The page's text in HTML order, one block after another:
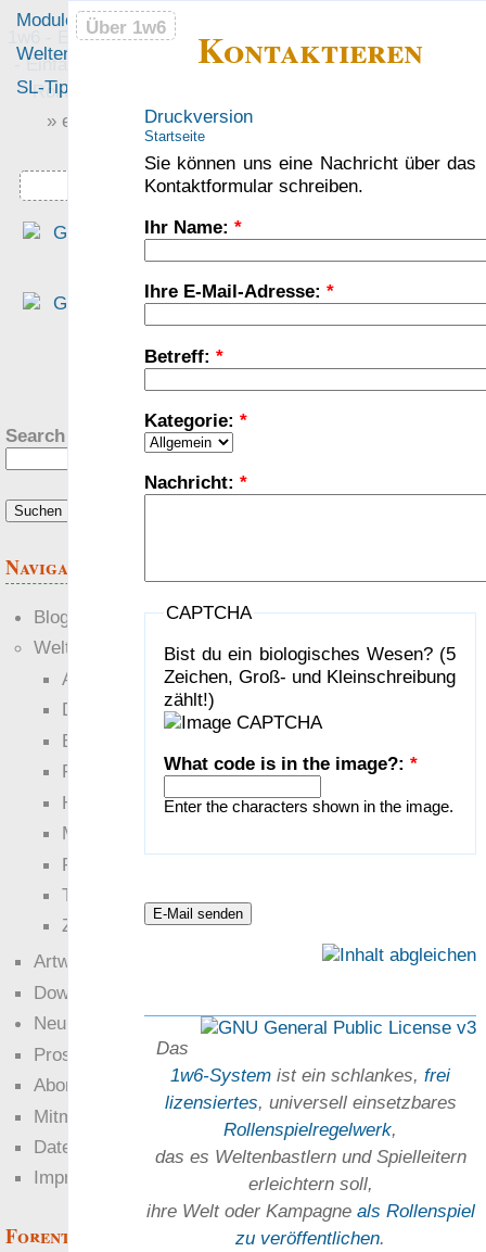
1w6 - Ein Würfel System
- Einfach saubere, freie
Rollenspiel-Regeln
Kontaktieren
Druckversion
Startseite
Sie können uns eine Nachricht über das
Kontaktformular schreiben.
Ihr Name: *
Ihre E-Mail-Adresse: *
Betreff: *
Kategorie: *
Nachricht: *
CAPTCHA
Bist du ein biologisches Wesen? (5
Zeichen, Groß- und Kleinschreibung
zählt!)
What code is in the image?:*
Enter the characters shown in the image.
Das
1w6-System ist ein schlankes,frei
lizensiertes, universell einsetz­bares
Rollen­spielregel­werk,
das es Welten­bastlern und Spiel­leitern
erleichtern soll,
ihre Welt oder Kam­pagne als Rollenspiel
zu ver­öffent­lichen.
Über 1w6
Module
Welten
Foren
SL-Tipps
» einfach saubere «
» Regeln «
Über 1w6
Downloads
?
Search this site:
Navigation
Blogs
Welten
Ante Portas
Die neuen Lande
EWS-X
Freihändler
Hinter der Welt
Magie
RaumZeit
Technophob
Zettel-RPG
Artwork
Downloads
Neuigkeiten
Prosa
Abonnieren
Mitmachen
Datenschutz
Impressum
Forenthemen
richtung, die sich für mich
altem DSA Spieler fast
was Leute sagen…